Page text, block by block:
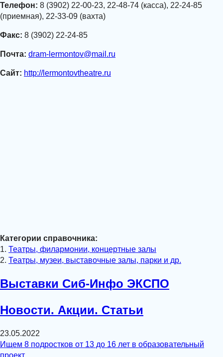
Телефон: 8 (3902) 22-00-23, 22-48-74 (касса), 22-24-85
(приемная), 22-33-09 (вахта)
Факс: 8 (3902) 22-24-85
Почта: dram-lermontov@mail.ru
Сайт: http://lermontovtheatre.ru
Категории справочника:
1. Театры, филармонии, концертные залы
2. Театры, музеи, выставочные залы, парки и др.
Выставки Сиб-Инфо ЭКСПО
Новости. Акции. Статьи
23.05.2022
Ищем 8 подростков от 13 до 16 лет в образовательный